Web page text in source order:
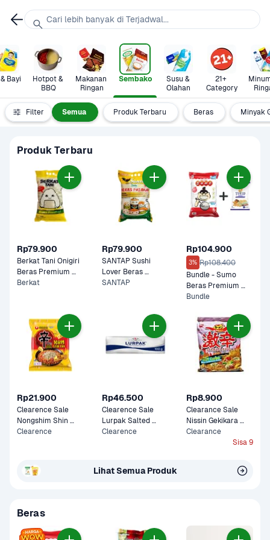
Bayi
Hotpot &
BBQ
Makanan
Ringan
Sembako
Susu &
Olahan
21+
Category
Filter Semua Produk Terbaru Beras Minyak
Produk Terbaru
Rp79.900
Berkat Tani Onigiri
Beras Premium
5kg
Berkat
Rp79.900
SANTAP Sushi
Lover Beras
Premium 5kg
SANTAP
Rp104.900
3% Rp108.400
Bundle - Sumo
Beras Premium
Merah 5 kg & Tulip
Bundle
Rp21.900
Clearence Sale
Nongshim Shin
Ramyun Stir Fry
Clearence
Rp46.500
Clearence Sale
Lurpak Salted
Butter 100 gram
Clearence
Rp8.900
Clearance Sale
Nissin Gekikara
Ramen Hot
Carbonara 120
Clearance
Sisa 9
Lihat Semua Produk
Beras
Cari lebih banyak di Terjadwal...